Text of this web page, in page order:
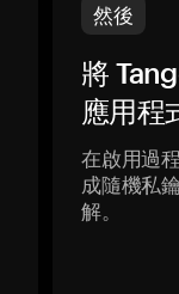
然後
將
應用程
在啟用過
成隨機私
解。